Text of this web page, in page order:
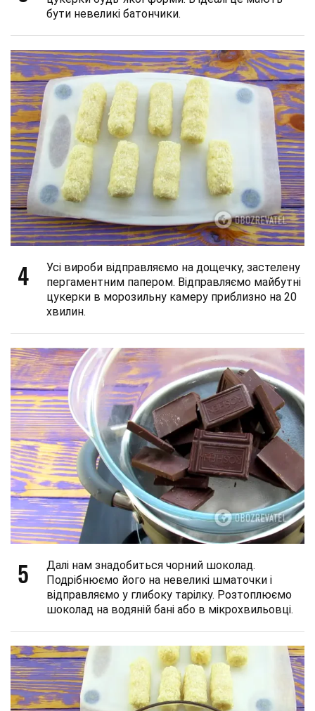
бути невеликі батончики.
4
Усі вироби відправляємо на дощечку, застелену
пергаментним папером. Відправляємо майбутні
цукерки в морозильну камеру приблизно на 20
хвилин.
5
Далі нам знадобиться чорний шоколад.
Подрібнюємо його на невеликі шматочки і
відправляємо у глибоку тарілку. Розтоплюємо
шоколад на водяній бані або в мікрохвильовці.